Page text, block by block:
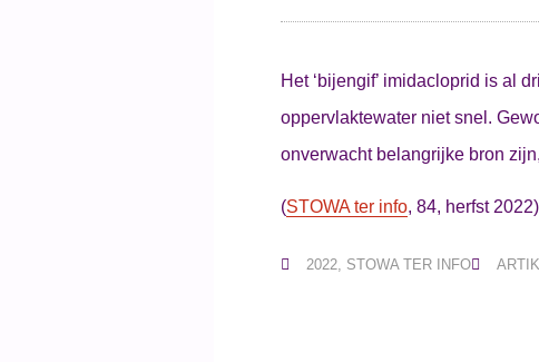
Het ‘bijengif’ imidacloprid is al
oppervlaktewater niet snel.
onverwacht belangrijke bron
(STOWA ter info, 84, herfst 2022)
2022, STOWA TER INFO